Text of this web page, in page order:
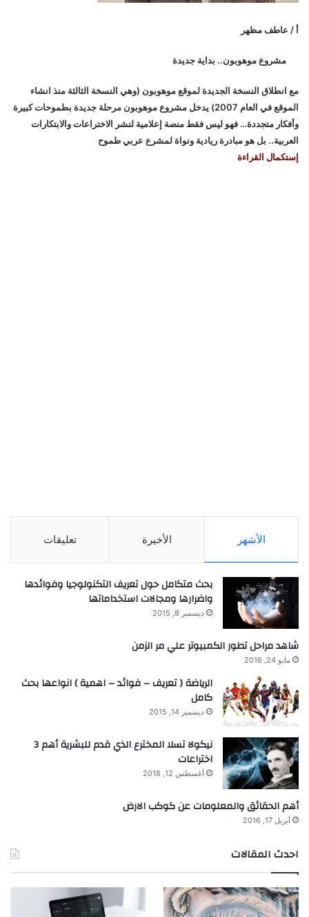
أ / عاطف مظهر
مشروع موهوبون.. بداية جديدة
مع انطلاق النسخة الجديدة لموقع موهوبون (وهي النسخة الثالثة منذ انشاء
الموقع في العام 2007) يدخل مشروع موهوبون مرحلة جديدة بطموحات كبيرة
وأفكار متجددة… فهو ليس فقط منصة إعلامية لنشر الاختراعات والابتكارات
العربية.. بل هو مبادرة ريادية ونواة لمشرع عربي طموح
إستكمال القراءة
الأشهر الأخيرة تعليقات
بحث متكامل حول تعريف التكنولوجيا وفوائدها
واضرارها ومجالات استخداماتها
ديسمبر 8, 2015
شاهد مراحل تطور الكمبيوتر علي مر الزمن
مايو 24, 2016
الرياضة ( تعريف – فوائد – اهمية ) انواعها بحث
كامل
ديسمبر 14, 2015
نيكولا تسلا المخترع الذي قدم للبشرية أهم 3
اختراعات
أغسطس 12, 2018
أهم الحقائق والمعلومات عن كوكب الارض
أبريل 17, 2016
احدث المقالات